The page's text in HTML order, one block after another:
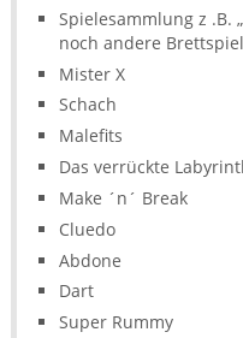
Spielesammlung z .B.
noch andere
Mister X
Schach
Malefits
Das verrückte
Make ´n´ Break
Cluedo
Abdone
Dart
Super Rummy